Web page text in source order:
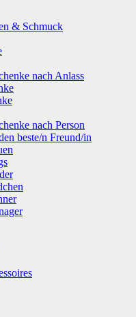
& Schmuck
nach Anlass
nach Person
beste/n Freund/in